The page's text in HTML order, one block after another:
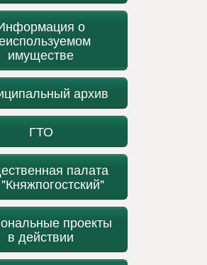
о
имуществе
архив
ГТО
палата
проекты
в действии